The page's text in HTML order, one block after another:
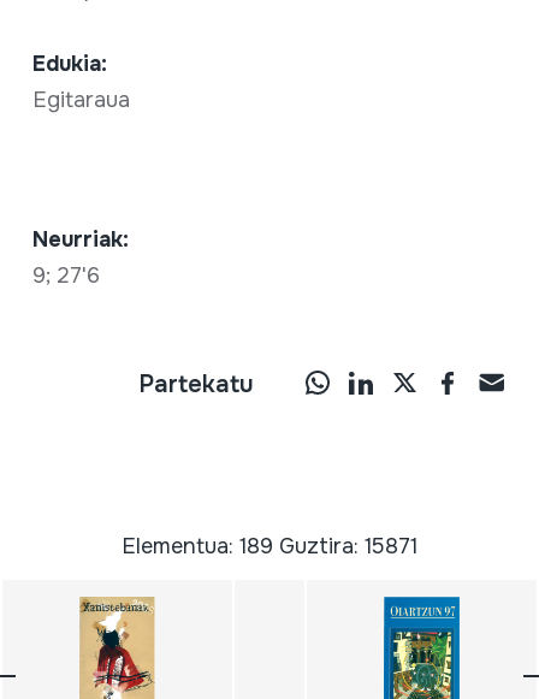
Edukia:
Egitaraua
Neurriak:
9; 27'6
Partekatu
Elementua: 189 Guztira: 15871